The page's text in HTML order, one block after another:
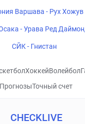
Варшава - Рух Хожув
- Урава Ред
СЙК - Гнистан
ХоккейВолейбол
ПрогнозыТочный счет
CHECKLIVE